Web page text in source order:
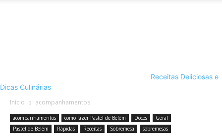
Receitas Deliciosas e
Dicas Culinárias
Início
acompanhamentos
acompanhamentos como fazer Pastel de Belém Doces
Geral
Pastel de Belém
Rápidas Receitas Sobremesa sobremesas